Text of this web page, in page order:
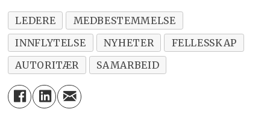
LEDERE
MEDBESTEMMELSE
INNFLYTELSE
NYHETER
FELLESSKAP
AUTORITÆR
SAMARBEID